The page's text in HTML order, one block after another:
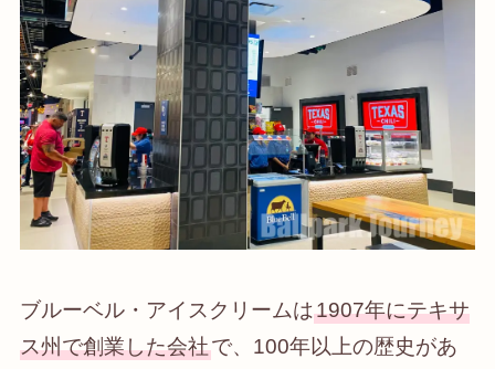
ブルーベル・アイスクリームは1907年にテキサ
ス州で創業した会社で、100年以上の歴史があ